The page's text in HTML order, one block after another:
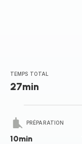
TEMPS TOTAL
27min
PRÉPARATION
10min